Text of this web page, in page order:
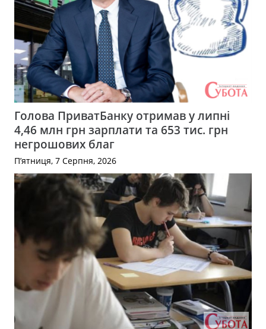
Голова ПриватБанку отримав у липні
4,46 млн грн зарплати та 653 тис. грн
негрошових благ
П’ятниця, 7 Серпня, 2026